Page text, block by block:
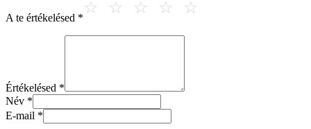
A te értékelésed *
Értékelésed *
Név *
E-mail *